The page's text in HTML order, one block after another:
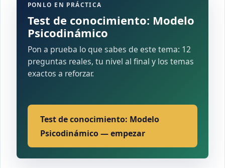
PONLO EN PRÁCTICA
Test de conocimiento: Modelo
Psicodinámico
Pon a prueba lo que sabes de este tema: 12
preguntas reales, tu nivel al final y los temas
exactos a reforzar.
Test de conocimiento: Modelo
Psicodinámico — empezar